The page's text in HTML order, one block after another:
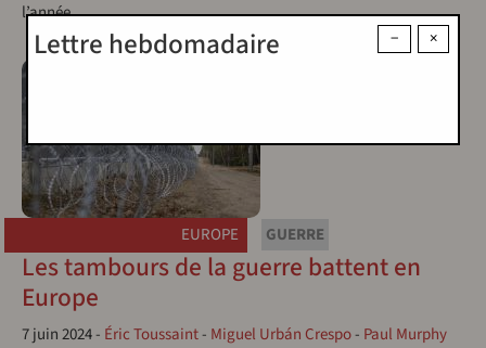
l’année…
EUROPE GUERRE
Les tambours de la guerre battent en
Europe
7 juin 2024- Éric Toussaint- Miguel Urbán Crespo- Paul Murphy
×
−
Lettre hebdomadaire